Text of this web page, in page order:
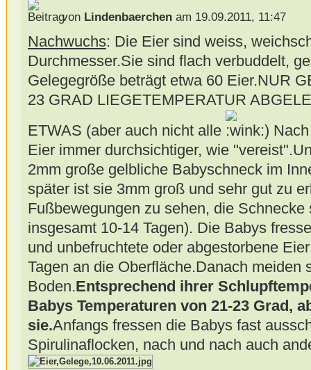
von Lindenbaerchenam 19.09.2011, 11:47
Nachwuchs: Die Eier sind weiss,
Durchmesser.Sie sind flach verbuddelt,
Gelegegröße beträgt etwa 60 Eier.NUR
23 GRAD LIEGETEMPERATUR
ETWAS (aber auch nicht alle
) Nach
Eier immer durchsichtiger, wie
2mm große gelbliche Babyschneck im
später ist sie 3mm groß und sehr gut zu
Fußbewegungen zu sehen, die
insgesamt 10-14 Tagen). Die Babys
und unbefruchtete oder abgestorbene
Tagen an die Oberfläche.Danach meiden
Boden.Entsprechend ihrer
Babys Temperaturen von 21-23 Grad,
sie.Anfangs fressen die Babys fast
Spirulinaflocken, nach und nach auch